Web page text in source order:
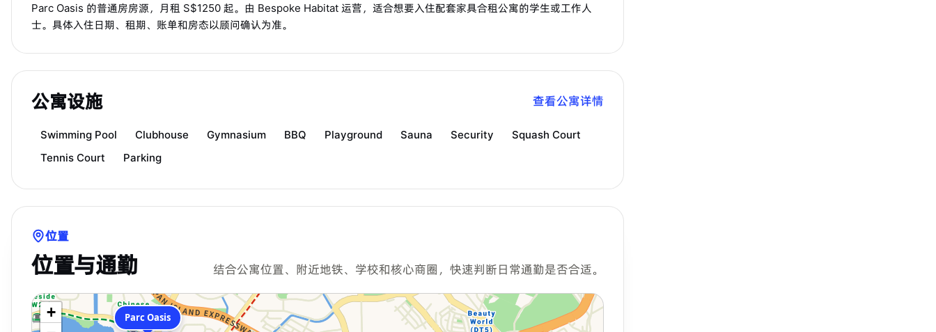
Parc Oasis 的普通房房源，月租 S$1250 起。由 Bespoke Habitat 运营，适合想要入住配套家具合租公寓的学生或工作人
士。具体入住日期、租期、账单和房态以顾问确认为准。
公寓设施 查看公寓详情
Swimming Pool Clubhouse Gymnasium BBQ Playground Sauna Security
Squash Court
Tennis Court
Parking
位置
位置与通勤 结合公寓位置、附近地铁、学校和核心商圈，快速判断日常通勤是否合适。
Parc Oasis
+